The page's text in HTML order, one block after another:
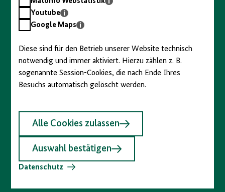
Webstatistik
Youtube
Youtube
GoogleGoogle Maps
Diese sind für den Betrieb unserer Website technisch
notwendig und immer aktiviert. Hierzu zählen z. B.
sogenannte Session-Cookies, die nach Ende Ihres
Besuchs automatisch gelöscht werden.
Alle Cookies zulassen
Auswahl bestätigen
Datenschutz